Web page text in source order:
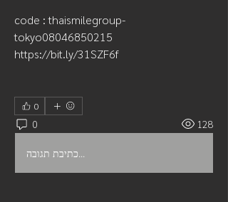
code : thaismilegroup-
tokyo08046850215
https://bit.ly/31SZF6f
0
0 128